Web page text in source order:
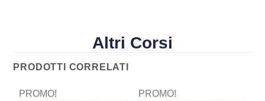
Altri Corsi
PRODOTTI CORRELATI
PROMO! PROMO!